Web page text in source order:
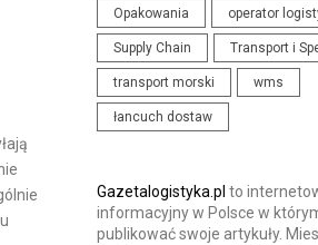
I
A
I
K
O
E
R
Opakowania operator
Supply Chain Transport i
transport morski wms
łancuch dostaw
Gazetalogistyka.pl to
informacyjny w Polsce w
publikować swoje artykuły.